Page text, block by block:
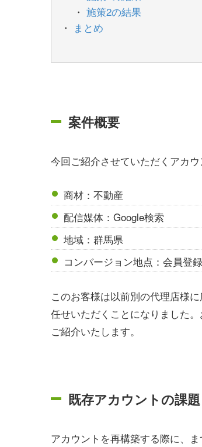
施策2の結果
まとめ
案件概要
今回ご紹介させていただくアカウ
商材：不動産
配信媒体：Google検索
地域：群馬県
コンバージョン地点：会員登
このお客様は以前別の代理店様
任せいただくことになりました
ご紹介いたします。
既存アカウントの課
アカウントを再構築する際に、